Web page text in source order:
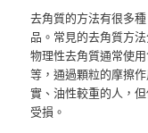
去角質的方法有很多
品。常見的去角質方
物理性去角質通常使
等，通過顆粒的摩擦
實、油性較重的人，
受損。